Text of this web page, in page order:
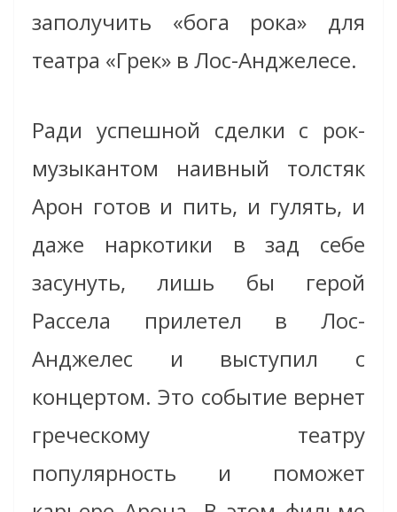
заполучить «бога рока» для
театра «Грек» в Лос-Анджелесе.
Ради успешной сделки с рок-
музыкантом наивный толстяк
Арон готов и пить, и гулять, и
даже наркотики в зад себе
засунуть, лишь бы герой
Рассела прилетел в Лос-
Анджелес и выступил с
концертом. Это событие вернет
греческому театру
популярность и поможет